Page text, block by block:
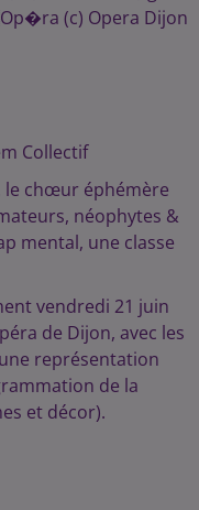
(c) Opera Dijon
Collectif
le chœur éphémère
néophytes &
mental, une classe
vendredi 21 juin
de Dijon, avec les
représentation
de la
et décor).